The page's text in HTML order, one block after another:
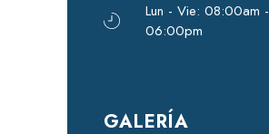
Lun - Vie: 08:00am -
06:00pm
GALERÍA